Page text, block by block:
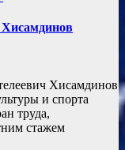
Хисамдинов
и спорта
труда,
стажем